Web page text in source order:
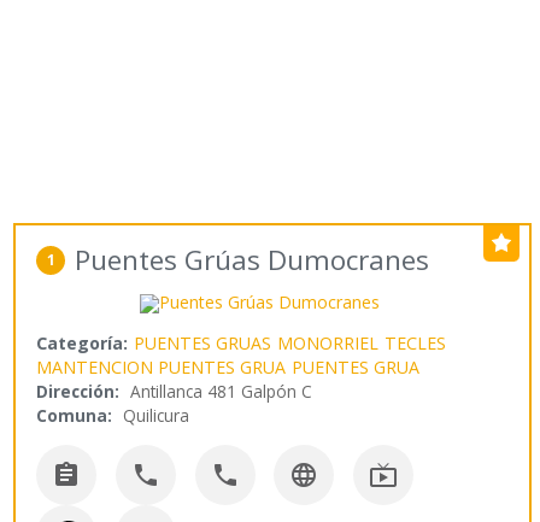
1 Puentes Grúas Dumocranes
Categoría: PUENTES GRUAS MONORRIEL TECLES
MANTENCION PUENTES GRUA PUENTES GRUA
Dirección: Antillanca 481 Galpón C
Comuna: Quilicura
    